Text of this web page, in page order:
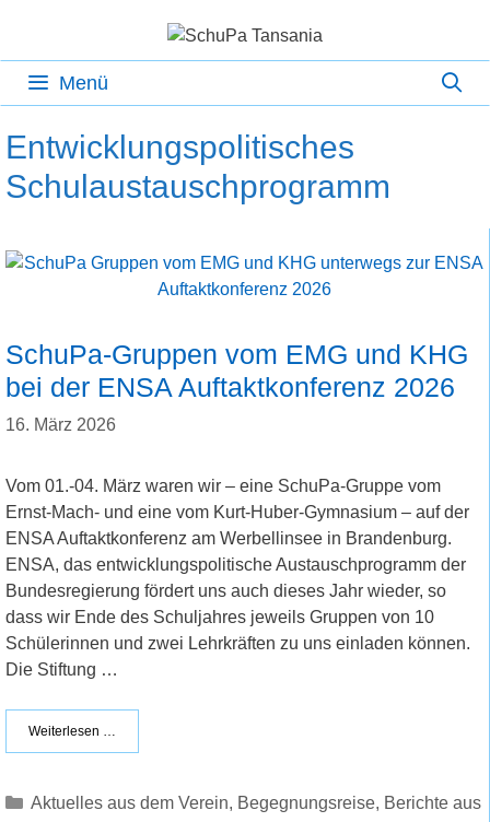
springen
Menü
Entwicklungspolitisches
Schulaustauschprogramm
SchuPa-Gruppen vom EMG und KHG
bei der ENSA Auftaktkonferenz 2026
16. März 2026
Vom 01.-04. März waren wir – eine SchuPa-Gruppe vom
Ernst-Mach- und eine vom Kurt-Huber-Gymnasium – auf der
ENSA Auftaktkonferenz am Werbellinsee in Brandenburg.
ENSA, das entwicklungspolitische Austauschprogramm der
Bundesregierung fördert uns auch dieses Jahr wieder, so
dass wir Ende des Schuljahres jeweils Gruppen von 10
Schülerinnen und zwei Lehrkräften zu uns einladen können.
Die Stiftung …
Weiterlesen …
Kategorien
Aktuelles aus dem Verein, Begegnungsreise, Berichte aus